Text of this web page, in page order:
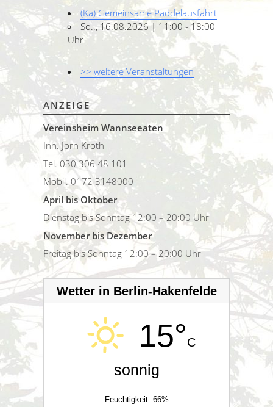
(Ka) Gemeinsame Paddelausfahrt
So.., 16.08.2026 | 11:00 - 18:00
Uhr
>> weitere Veranstaltungen
ANZEIGE
Vereinsheim Wannseeaten
Inh. Jörn Kroth
Tel. 030 306 48 101
Mobil. 0172 3148000
April bis Oktober
Dienstag bis Sonntag 12:00 – 20:00 Uhr
November bis Dezember
Freitag bis Sonntag 12:00 – 20:00 Uhr
Wetter in Berlin-Hakenfelde
15°C
sonnig
Feuchtigkeit: 66%